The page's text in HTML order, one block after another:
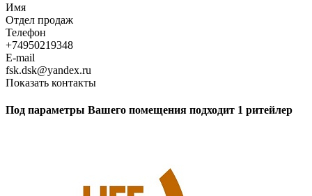
Имя
Отдел продаж
Телефон
+74950219348
E-mail
fsk.dsk@yandex.ru
Показать контакты
Под параметры Вашего помещения подходит 1 ритейлер